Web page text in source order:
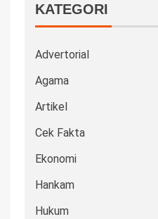
KATEGORI
Advertorial
Agama
Artikel
Cek Fakta
Ekonomi
Hankam
Hukum